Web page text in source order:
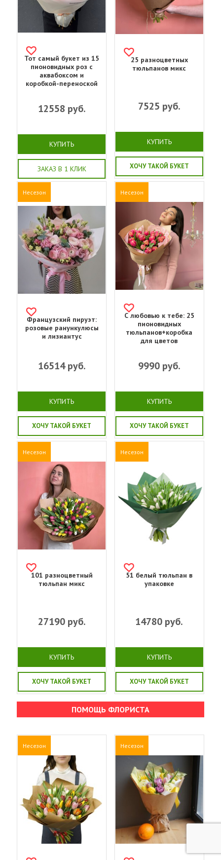
Тот самый букет из 15
пионовидных роз с
аквабоксом и
коробкой-переноской
12558 руб.
КУПИТЬ
ЗАКАЗ В 1 КЛИК
25 разноцветных
тюльпанов микс
7525 руб.
КУПИТЬ
ХОЧУ ТАКОЙ БУКЕТ
Несезон
Французский пируэт:
розовые ранункулюсы
и лизиантус
16514руб.
КУПИТЬ
ХОЧУ ТАКОЙ БУКЕТ
Несезон
С любовью к тебе: 25
пионовидных
тюльпанов+коробка
для цветов
9990руб.
КУПИТЬ
ХОЧУ ТАКОЙ БУКЕТ
Несезон
101 разноцветный
тюльпан микс
27190руб.
КУПИТЬ
ХОЧУ ТАКОЙ БУКЕТ
Несезон
51 белый тюльпан в
упаковке
14780 руб.
КУПИТЬ
ХОЧУ ТАКОЙ БУКЕТ
ПОМОЩЬ ФЛОРИСТА
Несезон Несезон